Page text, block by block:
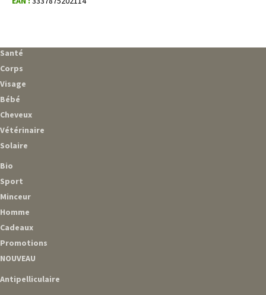
Santé
Corps
Visage
Bébé
Cheveux
Vétérinaire
Solaire
Bio
Sport
Minceur
Homme
Cadeaux
Promotions
NOUVEAU
Antipelliculaire